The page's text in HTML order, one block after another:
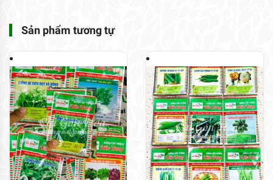
Sản phẩm tương tự